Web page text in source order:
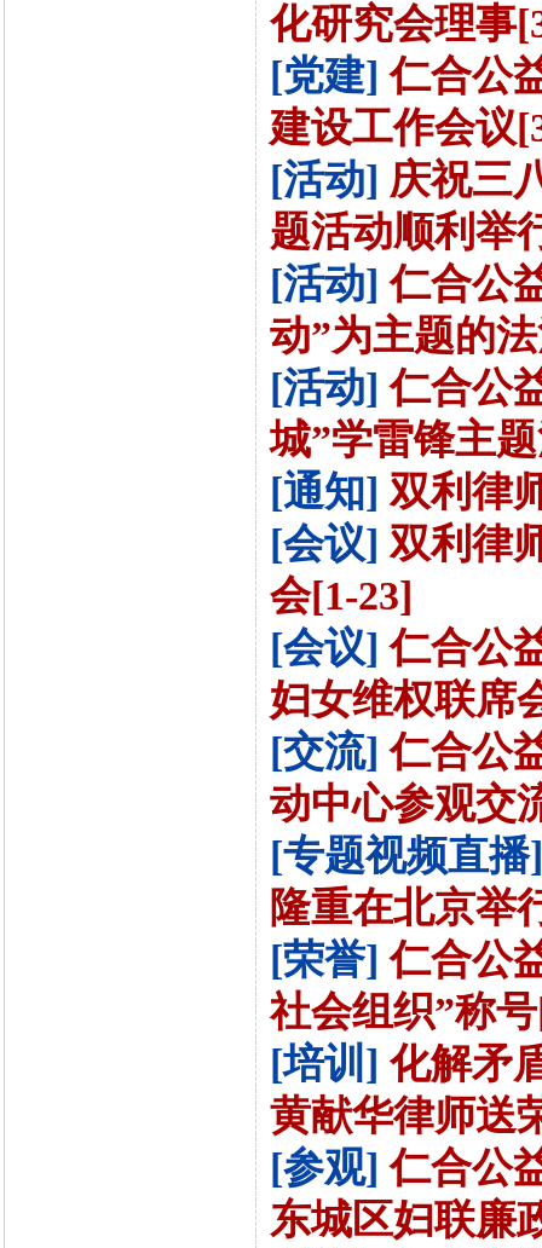
化研究会理事
[党建] 仁合公
建设工作会议
[活动] 庆祝三
题活动顺利举
[活动] 仁合公
动”为主题的
[活动] 仁合公
城”学雷锋主
[通知] 双利律
[会议] 双利律
会[1-23]
[会议] 仁合公
妇女维权联席
[交流] 仁合公
动中心参观交
[专题视频直播]
隆重在北京举
[荣誉] 仁合公
社会组织”称
[培训] 化解矛
黄献华律师送
[参观] 仁合公
东城区妇联廉